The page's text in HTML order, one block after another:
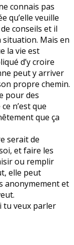
connais pas
qu’elle veuille
conseils et il
situation. Mais en
la vie est
d’y croire
peut y arriver
propre chemin.
pour des
n’est que
que ça
serait de
et faire les
ou remplir
elle peut
anonymement et
tu veux parler